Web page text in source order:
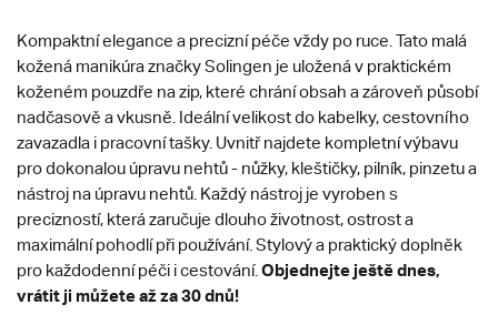
Kompaktní elegance a precizní péče vždy po ruce. Tato malá
kožená manikúra značky Solingen je uložená v praktickém
koženém pouzdře na zip, které chrání obsah a zároveň působí
nadčasově a vkusně. Ideální velikost do kabelky, cestovního
zavazadla i pracovní tašky. Uvnitř najdete kompletní výbavu
pro dokonalou úpravu nehtů - nůžky, kleštičky, pilník, pinzetu a
nástroj na úpravu nehtů. Každý nástroj je vyroben s
precizností, která zaručuje dlouho životnost, ostrost a
maximální pohodlí při používání. Stylový a praktický doplněk
pro každodenní péči i cestování. Objednejte ještě dnes,
vrátit ji můžete až za 30 dnů!